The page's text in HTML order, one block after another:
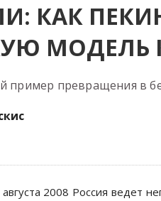
КАК
пример превращения в
2008 Россия ведет